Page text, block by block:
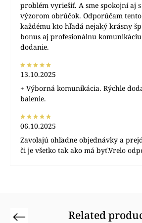
problém vyriešiť. A sme spokojní aj
výzorom obrúčok. Odporúčam
každému kto hľadá nejaký krásny
bonus aj profesionálnu
dodanie.
13.10.2025
+ Výborná komunikácia. Rýchle
balenie.
06.10.2025
Zavolajú ohľadne objednávky a
či je všetko tak ako má byť.Vrelo
Related
Previous